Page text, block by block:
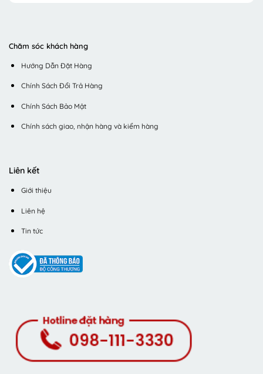
Chăm sóc khách hàng
Hướng Dẫn Đặt Hàng
Chính Sách Đổi Trả Hàng
Chính Sách Bảo Mật
Chính sách giao, nhận hàng và kiểm hàng
Liên kết
Giới thiệu
Liên hệ
Tin tức